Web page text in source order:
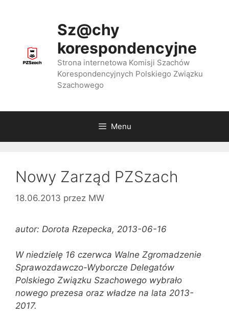
Sz@chy
korespondencyjne
Strona internetowa Komisji Szachów
Korespondencyjnych Polskiego Związku
Szachowego
Menu
Nowy Zarząd PZSzach
18.06.2013 przez MW
autor: Dorota Rzepecka, 2013-06-16
W niedzielę 16 czerwca Walne Zgromadzenie
Sprawozdawczo-Wyborcze Delegatów
Polskiego Związku Szachowego wybrało
nowego prezesa oraz władze na lata 2013-
2017.